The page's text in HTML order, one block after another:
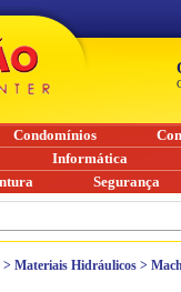
> Materiais Hidráulicos >
Condomínios
Informática
Segurança